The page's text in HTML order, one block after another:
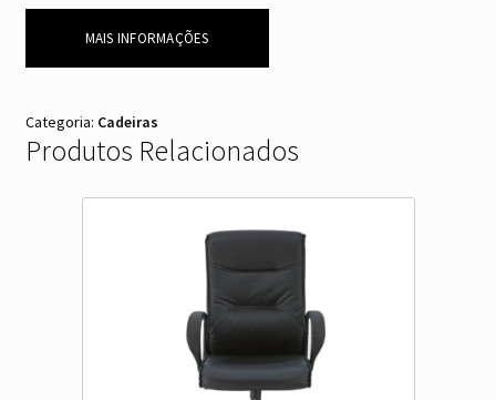
MAIS INFORMAÇÕES
Categoria: Cadeiras
Produtos Relacionados